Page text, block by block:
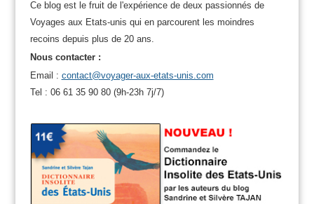
Ce blog est le fruit de l'expérience de deux passionnés de
Voyages aux Etats-unis qui en parcourent les moindres
recoins depuis plus de 20 ans.
Nous contacter :
Email : contact@voyager-aux-etats-unis.com
Tel : 06 61 35 90 80 (9h-23h 7j/7)